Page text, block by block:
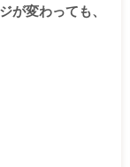
が変わっても、